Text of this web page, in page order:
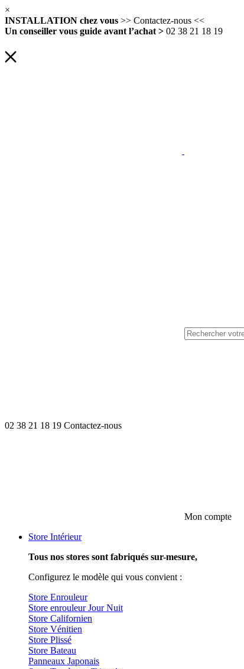
×
INSTALLATION chez vous >> Contactez-nous <<
Un conseiller vous guide avant l’achat > 02 38 21 18 19
02 38 21 18 19 Contactez-nous
Mon compte
Store Intérieur
Tous nos stores sont fabriqués sur-mesure,
Configurez le modèle qui vous convient :
Store Enrouleur
Store enrouleur Jour Nuit
Store Californien
Store Vénitien
Store Plissé
Store Bateau
Panneaux Japonais